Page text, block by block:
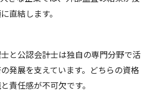
直結します。
と公認会計士は独自の専門分野で活
発展を支えています。どちらの資格
責任感が不可欠です。